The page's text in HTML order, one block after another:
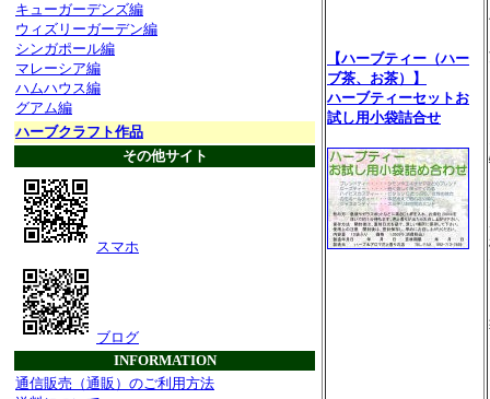
【ハーブティー（ハー
ブ茶、お茶）】
ハーブティーセットお
試し用小袋詰合せ
キューガーデンズ編
ウィズリーガーデン編
シンガポール編
マレーシア編
ハムハウス編
グアム編
ハーブクラフト作品
その他サイト
スマホ
ブログ
INFORMATION
通信販売（通販）のご利用方法